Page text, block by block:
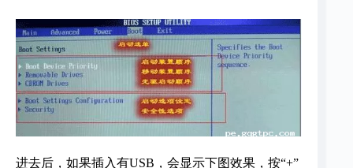
进去后，如果插入有USB，会显示下图效果，按“+”